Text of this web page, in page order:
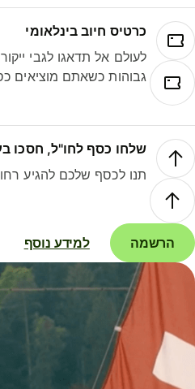
כרטיס חיוב בינלאומי
לעולם אל תדאגו לגבי
גבוהות כשאתם מוציאים
שלחו כסף לחו"ל, חסכו
תנו לכסף שלכם להגיע
הרשמה למידע נוסף